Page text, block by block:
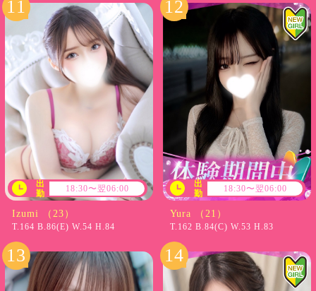
出
勤
18:30〜翌06:00
Izumi （23）
T.164 B.86(E) W.54 H.84
出
勤
18:30〜翌06:00
Yura （21）
T.162 B.84(C) W.53 H.83